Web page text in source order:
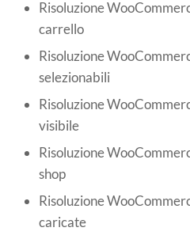
Risoluzione
carrello
Risoluzione
selezionabili
Risoluzione
visibile
Risoluzione
shop
Risoluzione
caricate